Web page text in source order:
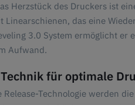
Herzstück des Druckers ist
Linearschienen, das eine
3.0 System ermöglicht er
Aufwand.
für optimale
Release-Technologie werden